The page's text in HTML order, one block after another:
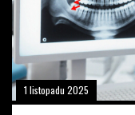
1 listopadu 2025